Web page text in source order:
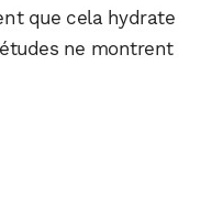
que cela hydrate
ne montrent